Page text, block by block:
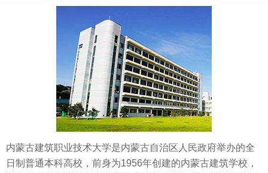
内蒙古建筑职业技术大学是内蒙古自治区人民政府举办的全
日制普通本科高校，前身为1956年创建的内蒙古建筑学校，